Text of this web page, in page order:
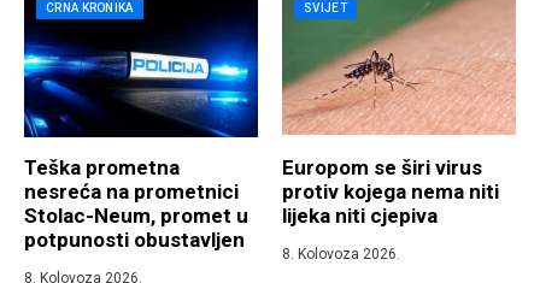
CRNA KRONIKA
Teška prometna
nesreća na prometnici
Stolac-Neum, promet u
potpunosti obustavljen
8. Kolovoza 2026.
SVIJET
Europom se širi virus
protiv kojega nema niti
lijeka niti cjepiva
8. Kolovoza 2026.